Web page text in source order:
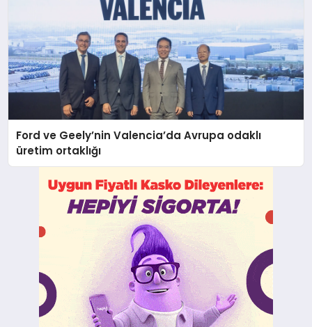
Ford ve Geely’nin Valencia’da Avrupa odaklı
üretim ortaklığı